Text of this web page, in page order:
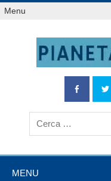
Salta
alMenu
MENU